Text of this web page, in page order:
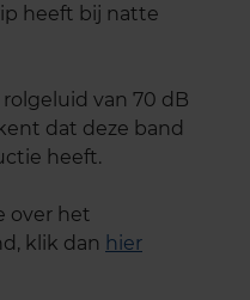
heeft bij natte
van 70 dB
dat deze band
heeft.
over het
klik dan hier